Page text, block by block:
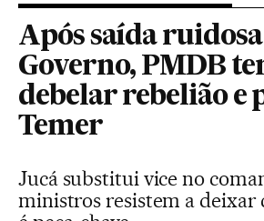
Após saída
Governo, PMDB
debelar rebelião e
Temer
Jucá substitui vice no
ministros resistem a deixar